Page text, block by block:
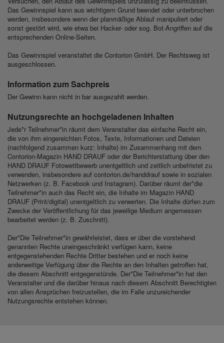
Das Gewinnspiel kann aus wichtigem Grund beendet oder unterbrochen
werden, insbesondere wenn der planmäßige Ablauf manipuliert oder
sonst gestört wird, wie etwa bei Hacker- oder sog. Bot-Angriffen auf die
entsprechenden Online-Seiten.
Das Gewinnspiel veranstaltet die Contorion GmbH. Der Rechtsweg ist
ausgeschlossen.
Information zum Sachpreis
Der Gewinn kann nicht in bar ausgezahlt werden.
Nutzungsrechte an hochgeladenen Inhalten
Jede*r Teilnehmer*in räumt dem Veranstalter das einfache Recht ein,
die von ihm eingereichten Fotos, Texte, Informationen und Dateien
(nachfolgend zusammen kurz: Inhalte) im Zusammenhang mit dem
Contorion-Magazin HAND DRAUF oder der Berichterstattung über den
HAND DRAUF Fotowettbewerb unentgeltlich und zeitlich unbefristet zu
verwenden, insbesondere auf contorion.de/handdrauf sowie in sozialen
Netzwerken (z. B. Facebook und Instagram). Darüber räumt der*die
Teilnehmer*in auch das Recht ein, die Inhalte im Magazin HAND
DRAUF (Print/digital) unentgeltlich zu verwerten. Die Inhalte dürfen zum
Zwecke der Veröffentlichung für das jeweilige Medium angemessen
bearbeitet werden (z. B. Zuschnitt).
Der*Die Teilnehmer*in gewährleistet, dass er über die vorstehend
genannten Rechte uneingeschränkt verfügen kann, keine
entgegenstehenden Rechte Dritter bestehen und er noch keine
anderweitige Verfügung über die Rechte an den Inhalten getroffen hat,
die diesem Abschnitt entgegenstünde. Der*Die Teilnehmer*in hat den
Veranstalter und die darüber hinaus nach diesem Abschnitt Berechtigten
von allen Ansprüchen freizustellen, die im Falle unzureichender
Nutzungsrechte entstehen können.